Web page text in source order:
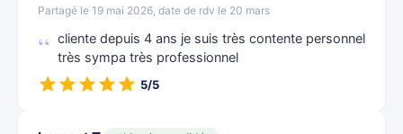
Partagé le 19 mai 2026, date de rdv le 20 mars
cliente depuis 4 ans je suis très contente personnel
très sympa très professionnel
5/5